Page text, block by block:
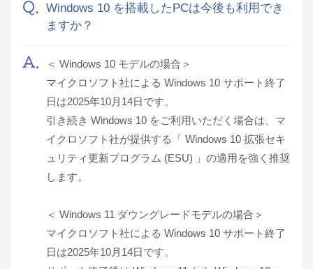
Windows 10 を搭載したPCは今後も利用でき
ますか？
＜ Windows 10 モデルの場合＞
マイクロソフト社による Windows 10 サポート終了
日は2025年10月14日です。
引き続き Windows 10 をご利用いただく場合は、マ
イクロソフト社が提供する「 Windows 10 拡張セキ
ュリティ更新プログラム (ESU) 」の適用を強く推奨
します。
＜ Windows 11 ダウングレードモデルの場合＞
マイクロソフト社による Windows 10 サポート終了
日は2025年10月14日です。